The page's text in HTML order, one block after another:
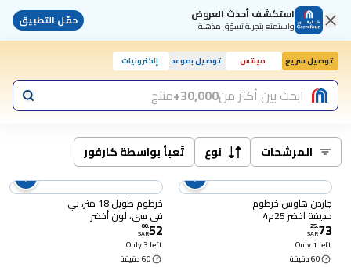
استكشف أحدث العروض
واستمتع بتجربة تسوّق مذهلة! حمّل التطبيق
توصيل سريع مينتس توصيل بموعد إلكترونيات
ابحث بين أكثر من30,000+ منتج
المرشحات نوع تُعبأ بواسطة كارفور
جاردن هاوس خرطوم
حديقة اخضر 25م4
73
.
25
SAR
Only 1 left
60 دقيقة
خرطوم طويل 18 متر، بي
في سي، لون أخضر
52
.
00
SAR
Only 3 left
60 دقيقة